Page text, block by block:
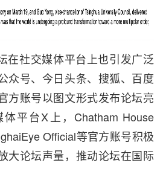
在社交媒体平台上也引发广泛
众号、今日头条、搜狐、百度
方账号以图文形式发布论坛亮
平台X上，Chatham House
Official等官方账号积极
大论坛声量，推动论坛在国际